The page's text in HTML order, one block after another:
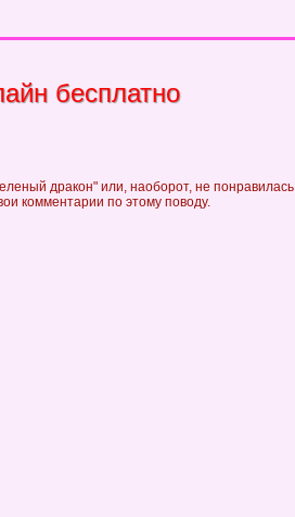
бесплатно
дракон" или, наоборот, не понравилась,
комментарии по этому поводу.